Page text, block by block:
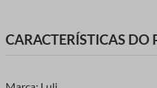
CARACTERÍSTICAS DO